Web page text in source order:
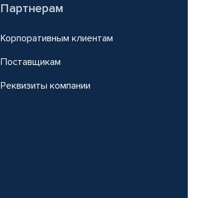
Партнерам
Корпоративным клиентам
Поставщикам
Реквизиты компании